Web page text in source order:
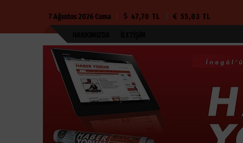
7 Ağustos 2026 Cuma 47,70 TL 55,03 TL